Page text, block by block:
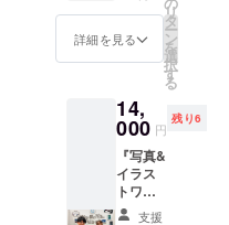
を抜く
ひとと
何より
です。
<セット
内容>
・『オ
リジナ
ル卓上
れ、旅
に出る
ストー
リーで
先で
は、不
思議な1
匹のネ
コとの
出会い
があり
詳細を見る
リ
タ
ー
ン
を
選
択
す
る
14,
000 円
残り6
『写真&
イラス
トワー
ク
支援